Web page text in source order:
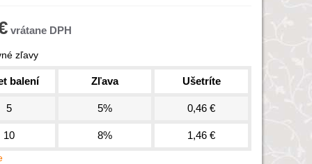
zľavy
balení Zľava Ušetríte
5 5% 0,46 €
10 8% 1,46 €